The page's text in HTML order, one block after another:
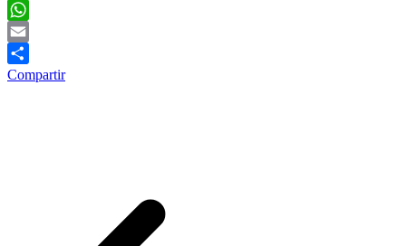
Twitter
WhatsApp
Email
Compartir